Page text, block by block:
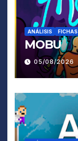
ANÁLISIS FICHAS
MOBU
05/08/2026